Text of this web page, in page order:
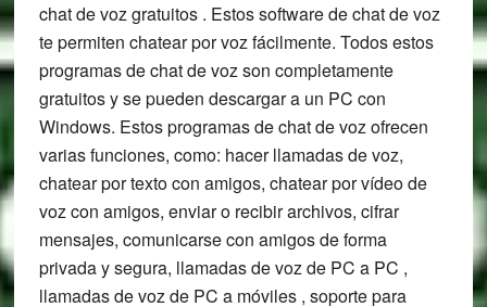
chat de voz gratuitos . Estos software de chat de voz
te permiten chatear por voz fácilmente. Todos estos
programas de chat de voz son completamente
gratuitos y se pueden descargar a un PC con
Windows. Estos programas de chat de voz ofrecen
varias funciones, como: hacer llamadas de voz,
chatear por texto con amigos, chatear por vídeo de
voz con amigos, enviar o recibir archivos, cifrar
mensajes, comunicarse con amigos de forma
privada y segura, llamadas de voz de PC a PC ,
llamadas de voz de PC a móviles , soporte para